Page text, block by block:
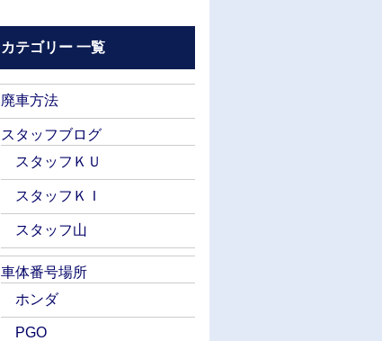
カテゴリー 一覧
廃車方法
スタッフブログ
スタッフＫＵ
スタッフＫＩ
スタッフ山
車体番号場所
ホンダ
PGO